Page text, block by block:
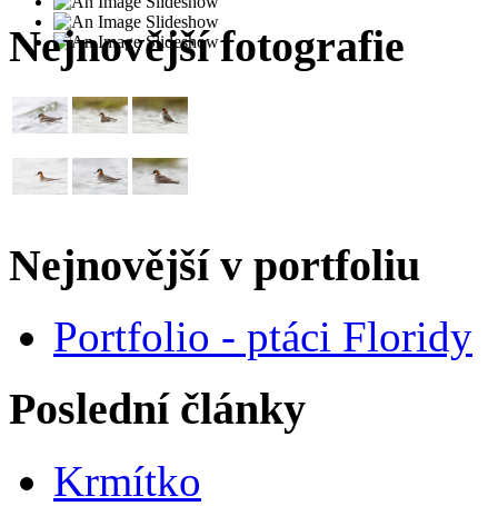
Nejnovější fotografie
Nejnovější v portfoliu
Portfolio - ptáci Floridy
Poslední články
Krmítko